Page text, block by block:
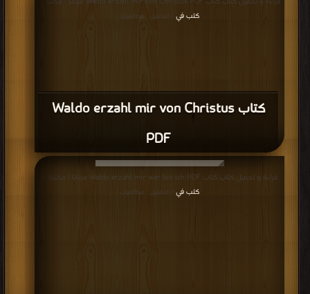
كتاب Waldo erzahl mir von Christus
PDF
كتب في
| التحميل : مرة/مرات
قراءة و تحميل كتاب كتاب Waldo erzahl mir wer bin ich PDF مجانا | مكتبة >
كتب في
| التحميل : مرة/مرات